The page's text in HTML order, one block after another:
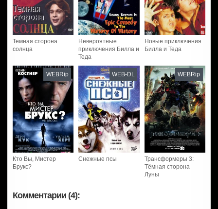
Темная сторона
солнца
Невероятные
приключения Билла и
Теда
Новые приключения
Билла и Теда
Кто Вы, Мистер
Брукс?
WEBRip
Снежные псы
WEB-DL
Трансформеры 3:
Тёмная сторона
Луны
WEBRip
Комментарии (4):